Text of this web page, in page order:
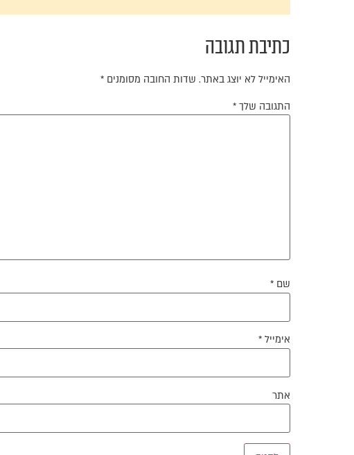
כתיבת תגובה
האימייל לא יוצג באתר. שדות החובה מסומנים *
התגובה שלך *
שם *
אימייל *
אתר